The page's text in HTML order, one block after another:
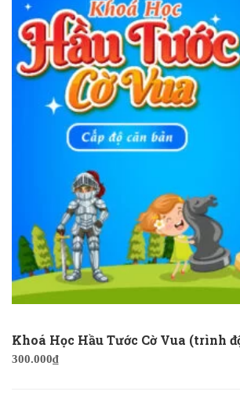
Khoá Học Hầu Tước Cờ Vua (trình
300.000₫